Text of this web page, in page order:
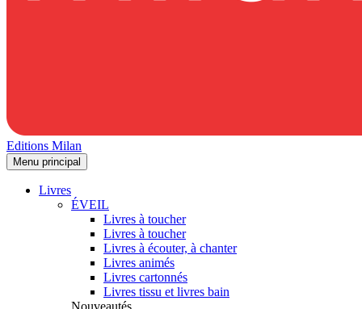
Editions Milan
Menu principal
Livres
ÉVEIL
Livres à toucher
Livres à toucher
Livres à écouter, à chanter
Livres animés
Livres cartonnés
Livres tissu et livres bain
Nouveautés